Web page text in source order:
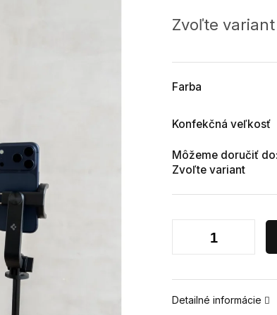
cena:
Zvoľte variant
Farba
Konfekčná veľkosť
Môžeme doručiť do:
Zvoľte variant
Detailné informácie